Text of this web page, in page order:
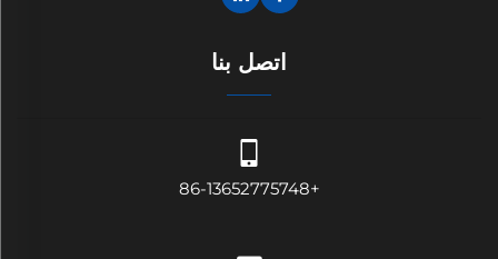
اتصل بنا
+86-13652775748